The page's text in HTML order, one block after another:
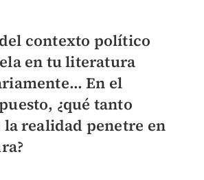
contexto político
en tu literatura
En el
¿qué tanto
la realidad penetre en